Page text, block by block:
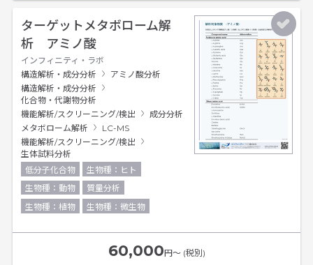
ターゲットメタボローム解
析 アミノ酸
インフィニティ・ラボ
構造解析・成分分析
アミノ酸分析
構造解析・成分分析
化合物・代謝物分析
機能解析/スクリーニング/検出
成分分析
メタボローム解析
LC-MS
機能解析/スクリーニング/検出
生体試料分析
低分子化合物
生物種：ヒト
生物種：動物
質量分析
生物種：植物
生物種：微生物
60,000円〜 (税別)